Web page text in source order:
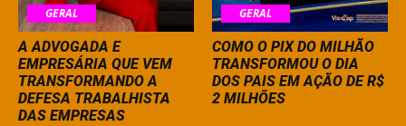
GERAL
A ADVOGADA E
EMPRESÁRIA QUE VEM
TRANSFORMANDO A
DEFESA TRABALHISTA
DAS EMPRESAS
GERAL
COMO O PIX DO MILHÃO
TRANSFORMOU O DIA
DOS PAIS EM AÇÃO DE R$
2 MILHÕES